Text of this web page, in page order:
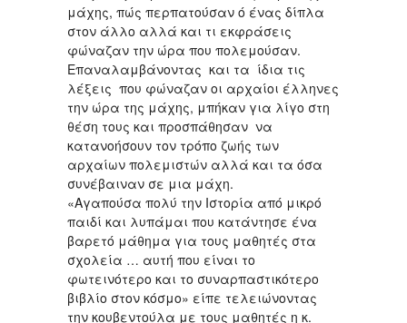
μάχης, πώς περπατούσαν ό ένας δίπλα
στον άλλο αλλά και τι εκφράσεις
φώναζαν την ώρα που πολεμούσαν.
Επαναλαμβάνοντας και τα ίδια τις
λέξεις που φώναζαν οι αρχαίοι έλληνες
την ώρα της μάχης, μπήκαν για λίγο στη
θέση τους και προσπάθησαν να
κατανοήσουν τον τρόπο ζωής των
αρχαίων πολεμιστών αλλά και τα όσα
συνέβαιναν σε μια μάχη.
«Αγαπούσα πολύ την Ιστορία από μικρό
παιδί και λυπάμαι που κατάντησε ένα
βαρετό μάθημα για τους μαθητές στα
σχολεία … αυτή που είναι το
φωτεινότερο και το συναρπαστικότερο
βιβλίο στον κόσμο» είπε τελειώνοντας
την κουβεντούλα με τους μαθητές η κ.